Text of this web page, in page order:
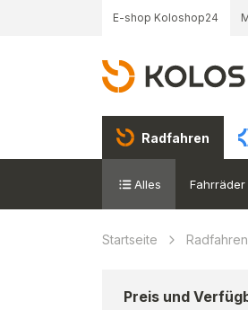
E-shop Koloshop24
Radfahren
Alles Fahrräder
Startseite Radfahren
Preis und